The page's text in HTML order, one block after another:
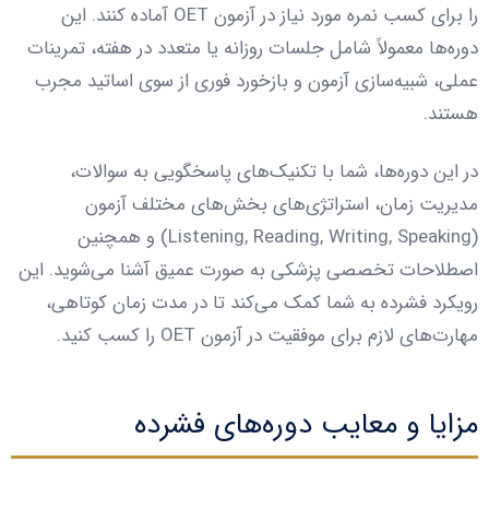
را برای کسب نمره مورد نیاز در آزمون OET آماده کنند. این
دوره‌ها معمولاً شامل جلسات روزانه یا متعدد در هفته، تمرینات
عملی، شبیه‌سازی آزمون و بازخورد فوری از سوی اساتید مجرب
هستند.
در این دوره‌ها، شما با تکنیک‌های پاسخگویی به سوالات،
مدیریت زمان، استراتژی‌های بخش‌های مختلف آزمون
(Listening, Reading, Writing, Speaking) و همچنین
اصطلاحات تخصصی پزشکی به صورت عمیق آشنا می‌شوید. این
رویکرد فشرده به شما کمک می‌کند تا در مدت زمان کوتاهی،
مهارت‌های لازم برای موفقیت در آزمون OET را کسب کنید.
مزایا و معایب دوره‌های فشرده